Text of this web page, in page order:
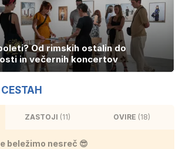
Od rimskih ostalin do
in večernih koncertov
ZASTOJI (11) OVIRE (18)
beležimo nesreč 😎